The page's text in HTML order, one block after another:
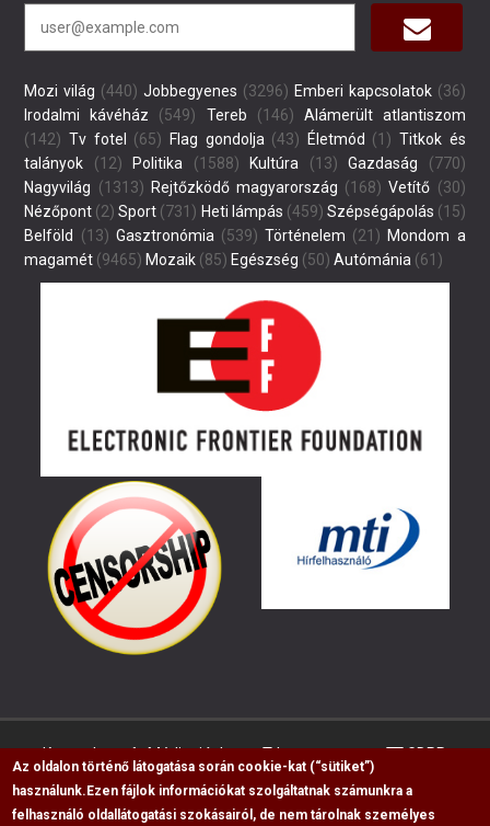
Mozi világ (440) Jobbegyenes (3296) Emberi kapcsolatok(36)
Irodalmi kávéház (549) Tereb (146)
Alámerült atlantiszom
(142) Tv fotel (65) Flag gondolja (43) Életmód (1) Titkok és
talányok (12) Politika (1588) Kultúra (13) Gazdaság (770)
Nagyvilág (1313) Rejtőzködő magyarország (168) Vetítő (30)
Nézőpont (2) Sport (731) Heti lámpás (459) Szépségápolás (15)
Belföld
(13) Gasztronómia (539) Történelem (21) Mondom a
magamét (9465) Mozaik (85) Egészség (50) Autómánia (61)
Kapcsolat Médiaajánlat Impresszum GDPR
RSS
Az oldalon történő látogatása során cookie-kat (“sütiket”)
használunk. Ezen fájlok információkat szolgáltatnak számunkra a
felhasználó oldallátogatási szokásairól, de nem tárolnak személyes